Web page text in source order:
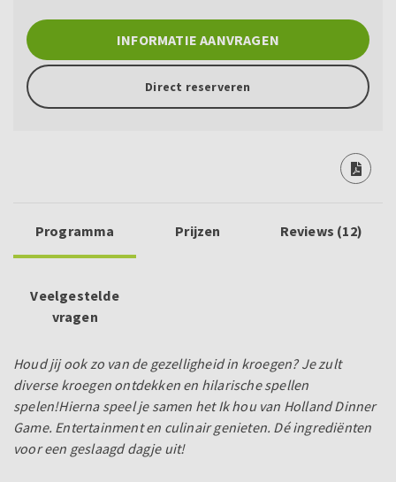
INFORMATIE AANVRAGEN
Direct reserveren
Programma Prijzen Reviews (12)
Veelgestelde
vragen
Houd jij ook zo van de gezelligheid in kroegen? Je zult
diverse kroegen ontdekken en hilarische spellen
spelen!Hierna speel je samen het Ik hou van Holland Dinner
Game. Entertainment en culinair genieten. Dé ingrediënten
voor een geslaagd dagje uit!